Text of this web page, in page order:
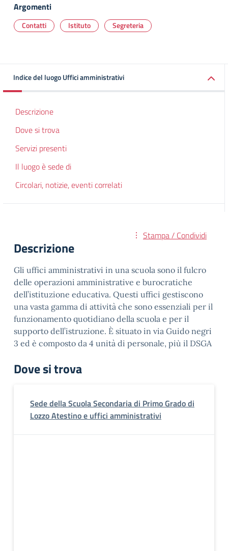
Argomenti
Contatti Istituto Segreteria
Indice del luogo Uffici amministrativi
Descrizione
Dove si trova
Servizi presenti
Il luogo è sede di
Circolari, notizie, eventi correlati
Stampa / Condividi
Descrizione
Gli uffici amministrativi in una scuola sono il fulcro
delle operazioni amministrative e burocratiche
dell’istituzione educativa. Questi uffici gestiscono
una vasta gamma di attività che sono essenziali per il
funzionamento quotidiano della scuola e per il
supporto dell’istruzione. È situato in via Guido negri
3 ed è composto da 4 unità di personale, più il DSGA
Dove si trova
Sede della Scuola Secondaria di Primo Grado di
Lozzo Atestino e uffici amministrativi